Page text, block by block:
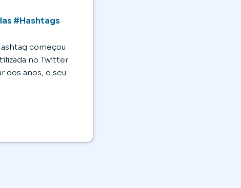
#Hashtags
começou
no Twitter
dos anos, o seu